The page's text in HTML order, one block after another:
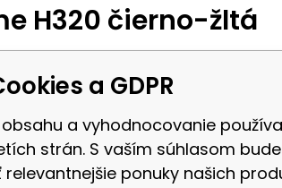
H320 čierno-žltá
čierno-žltá
pred priamym kontaktom s
sa tak snažíme zabrzdiť pád.
a GDPR
a vyhodnocovanie
strán. S vaším súhlasom
ponuky našich